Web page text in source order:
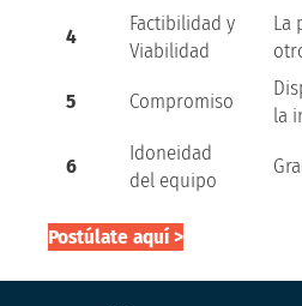
4
Factibilidad y
Viabilidad
La
5 Compromiso
la
6
Idoneidad
del equipo
Postúlate aquí >